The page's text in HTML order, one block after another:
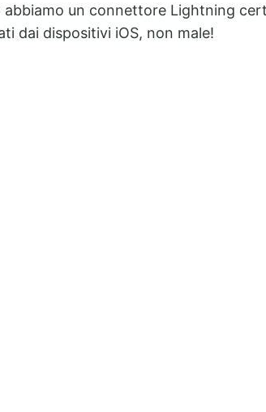
abbiamo un connettore Lightning
dai dispositivi iOS, non male!